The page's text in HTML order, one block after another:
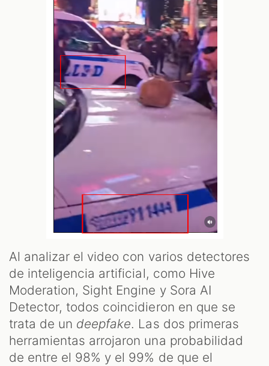
Al analizar el video con varios detectores
de inteligencia artificial, como Hive
Moderation, Sight Engine y Sora AI
Detector, todos coincidieron en que se
trata de un deepfake. Las dos primeras
herramientas arrojaron una probabilidad
de entre el 98% y el 99% de que el